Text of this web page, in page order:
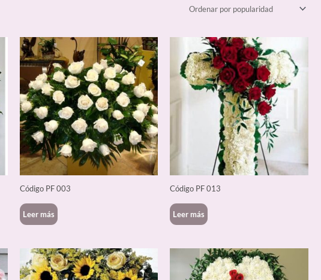
Código PF 003
Leer más
Código PF 013
Leer más